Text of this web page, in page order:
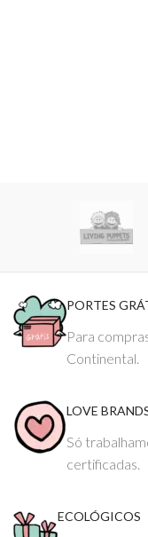
PORTES
Para
Continental.
LOVE
Só
certificadas.
ECOLÓGICOS